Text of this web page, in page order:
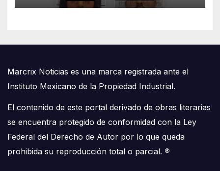
Marcrix Noticias es una marca registrada ante el
Instituto Mexicano de la Propiedad Industrial.
El contenido de este portal derivado de obras literarias
se encuentra protegido de conformidad con la Ley
Federal del Derecho de Autor por lo que queda
prohibida su reproducción total o parcial. ®